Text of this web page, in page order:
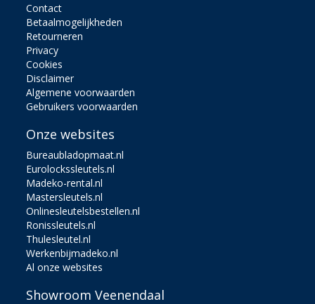
Contact
Betaalmogelijkheden
Retourneren
Privacy
Cookies
Disclaimer
Algemene voorwaarden
Gebruikers voorwaarden
Onze websites
Bureaubladopmaat.nl
Eurolockssleutels.nl
Madeko-rental.nl
Mastersleutels.nl
Onlinesleutelsbestellen.nl
Ronissleutels.nl
Thulesleutel.nl
Werkenbijmadeko.nl
Al onze websites
Showroom Veenendaal